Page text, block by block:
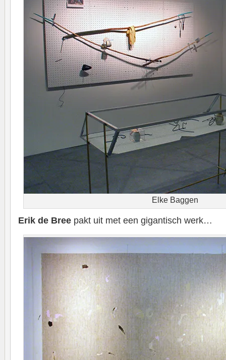
Elke Baggen
Erik de Bree pakt uit met een gigantisch werk…